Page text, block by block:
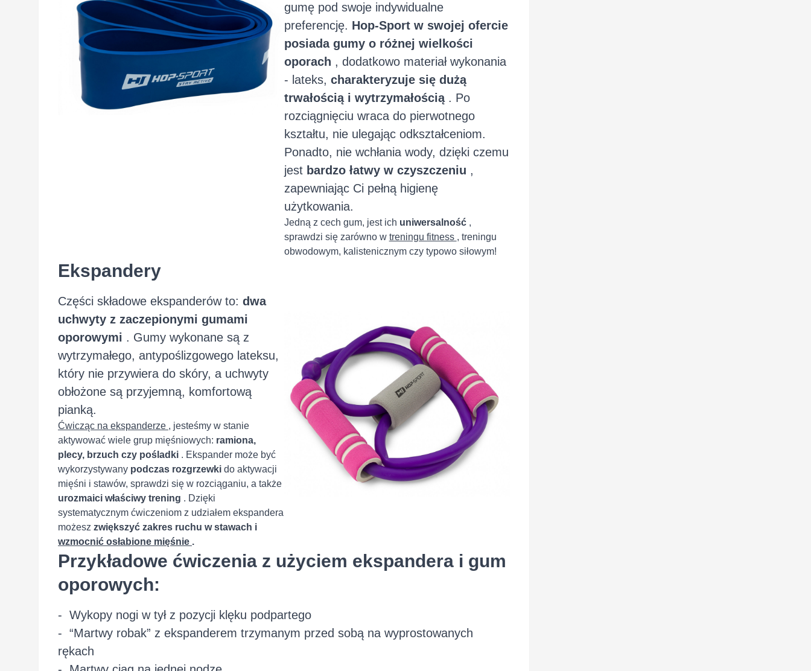
gumę pod swoje indywidualne
preferencję. Hop-Sport w swojej ofercie
posiada gumy o różnej wielkości
oporach , dodatkowo materiał wykonania
- lateks, charakteryzuje się dużą
trwałością i wytrzymałością . Po
rozciągnięciu wraca do pierwotnego
kształtu, nie ulegając odkształceniom.
Ponadto, nie wchłania wody, dzięki czemu
jest bardzo łatwy w czyszczeniu ,
zapewniając Ci pełną higienę
użytkowania.
Jedną z cech gum, jest ich uniwersalność ,
sprawdzi się zarówno w treningu fitness , treningu
obwodowym, kalistenicznym czy typowo siłowym!
Ekspandery
Części składowe ekspanderów to: dwa
uchwyty z zaczepionymi gumami
oporowymi . Gumy wykonane są z
wytrzymałego, antypoślizgowego lateksu,
który nie przywiera do skóry, a uchwyty
obłożone są przyjemną, komfortową
pianką.
Ćwicząc na ekspanderze , jesteśmy w stanie
aktywować wiele grup mięśniowych: ramiona,
plecy, brzuch czy pośladki . Ekspander może być
wykorzystywany podczas rozgrzewki do aktywacji
mięśni i stawów, sprawdzi się w rozciąganiu, a także
urozmaici właściwy trening . Dzięki
systematycznym ćwiczeniom z udziałem ekspandera
możesz zwiększyć zakres ruchu w stawach i
wzmocnić osłabione mięśnie .
Przykładowe ćwiczenia z użyciem ekspandera i gum
oporowych:
- Wykopy nogi w tył z pozycji klęku podpartego
- “Martwy robak” z ekspanderem trzymanym przed sobą na wyprostowanych
rękach